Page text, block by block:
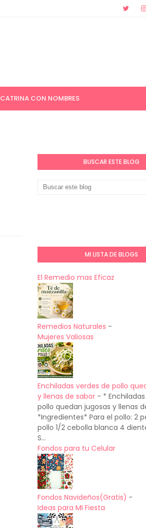
CATRINA CON NOMBRES
BUSCAR ESTE BLOG
MI LISTA DE BLOGS
El Remedio mas Eficaz
Remedios Naturales -
Mujeres Valiosas
Enchiladas verdes de pollo
y llenas de sabor - *
pollo quedan jugosas y llenas
*Ingredientes* Para el pollo: 2
pollo 1/2 cebolla blanca 4
S...
Fondos para tu Celular
Fondos Navideños(Gratis) -
Ideas para MI Fiesta